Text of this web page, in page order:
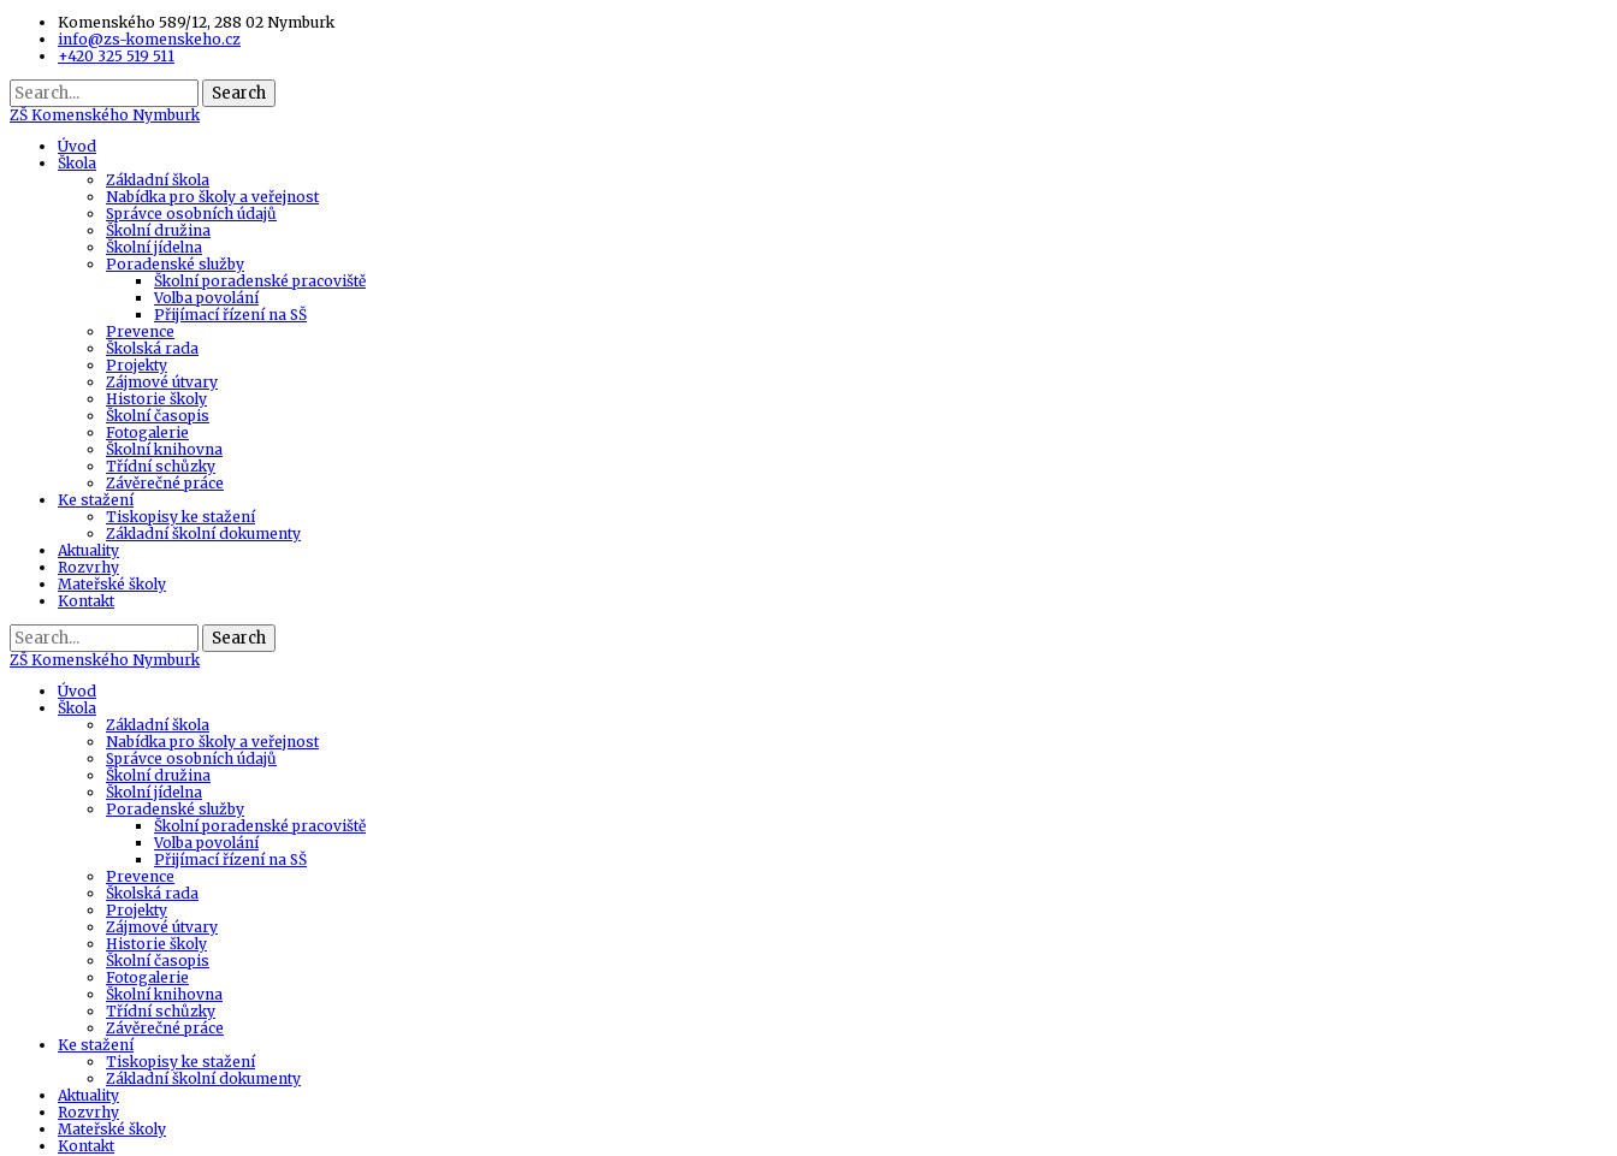
Komenského 589/12, 288 02 Nymburk
info@zs-komenskeho.cz
+420 325 519 511
Search
ZŠ Komenského Nymburk
Úvod
Škola
Základní škola
Nabídka pro školy a veřejnost
Správce osobních údajů
Školní družina
Školní jídelna
Poradenské služby
Školní poradenské pracoviště
Volba povolání
Přijímací řízení na SŠ
Prevence
Školská rada
Projekty
Zájmové útvary
Historie školy
Školní časopis
Fotogalerie
Školní knihovna
Třídní schůzky
Závěrečné práce
Ke stažení
Tiskopisy ke stažení
Základní školní dokumenty
Aktuality
Rozvrhy
Mateřské školy
Kontakt
Search
ZŠ Komenského Nymburk
Úvod
Škola
Základní škola
Nabídka pro školy a veřejnost
Správce osobních údajů
Školní družina
Školní jídelna
Poradenské služby
Školní poradenské pracoviště
Volba povolání
Přijímací řízení na SŠ
Prevence
Školská rada
Projekty
Zájmové útvary
Historie školy
Školní časopis
Fotogalerie
Školní knihovna
Třídní schůzky
Závěrečné práce
Ke stažení
Tiskopisy ke stažení
Základní školní dokumenty
Aktuality
Rozvrhy
Mateřské školy
Kontakt